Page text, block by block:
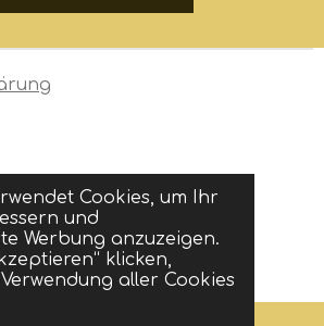
Cookies, um Ihr
und
Werbung anzuzeigen.
klicken,
aller Cookies
Methner
Webador